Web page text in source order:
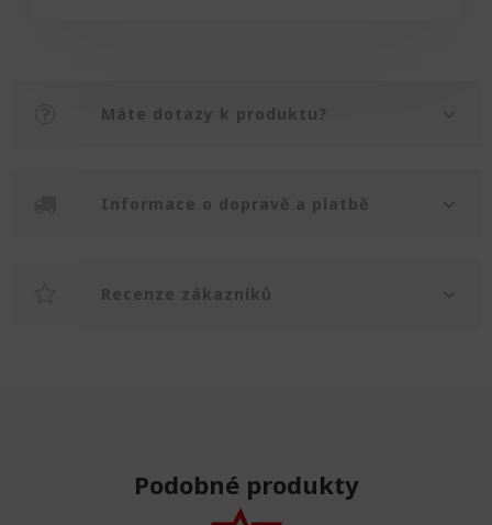
Máte dotazy k produktu?
Informace o dopravě a platbě
Recenze zákazníků
Podobné produkty